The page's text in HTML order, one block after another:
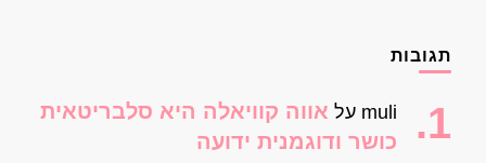
תגובות
muli על אווה קוויאלה היא סלבריטאית
כושר ודוגמנית ידועה